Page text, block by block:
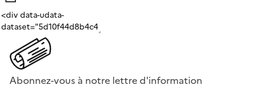
Abonnez-vous à notre lettre d'information